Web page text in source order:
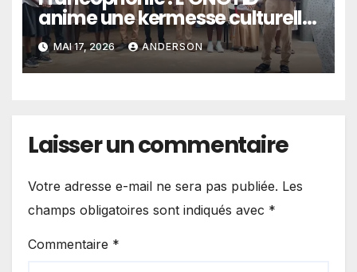
anime une kermesse culturelle
pour raviver l’amour du
français chez les élèves
MAI 17, 2026 ANDERSON
Laisser un commentaire
Votre adresse e-mail ne sera pas publiée. Les
champs obligatoires sont indiqués avec *
Commentaire *